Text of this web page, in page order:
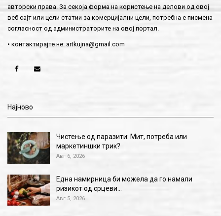
авторски права. За секоја форма на користење на делови од овој
веб сајт или цели статии за комерцијални цели, потребна е писмена
согласност од администраторите на овој портал.
• контактирајте не: artkujna@gmail.com
Најново
Чистење од паразити: Мит, потреба или
маркетиншки трик?
Авг 6, 2026
Една намирница би можела да го намали
ризикот од срцеви…
Авг 5, 2026